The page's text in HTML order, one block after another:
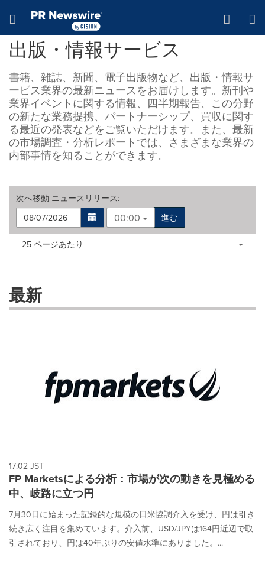
Hamburger menu
出版・情報サービス
書籍、雑誌、新聞、電子出版物など、出版・情報サ
ービス業界の最新ニュースをお届けします。新刊や
業界イベントに関する情報、四半期報告、この分野
の新たな業務提携、パートナーシップ、買収に関す
る最近の発表などをご覧いただけます。また、最新
の市場調査・分析レポートでは、さまざまな業界の
内部事情を知ることができます。
次へ移動 ニュースリリース:
00:00
進む
Making
these
dropdown
will
each
option
is
selected.
Items per page:
25 ページあたり
最新
17:02 JST
FP Marketsによる分析：市場が次の動きを見極める
中、岐路に立つ円
7月30日に始まった記録的な規模の日米協調介入を受け、円は引き
続き広く注目を集めています。介入前、USD/JPYは164円近辺で取
引されており、円は40年ぶりの安値水準にありました。...